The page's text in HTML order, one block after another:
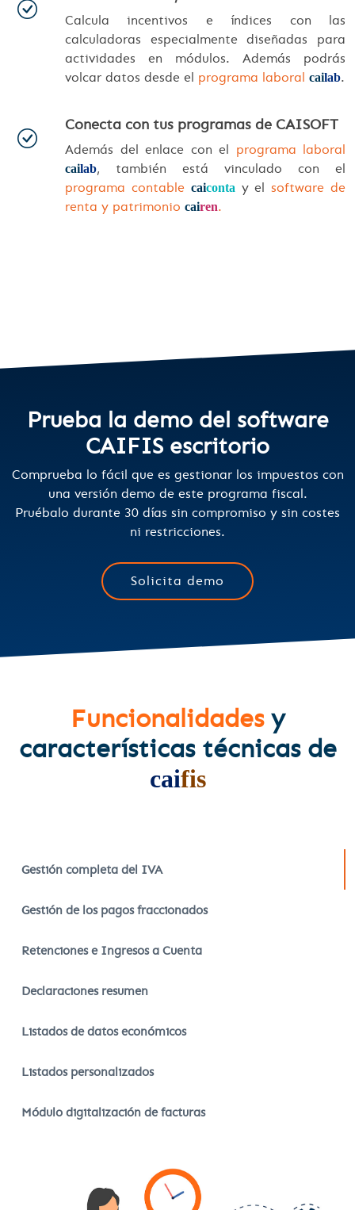
Calcula incentivos e índices con las
calculadoras especialmente diseñadas para
actividades en módulos. Además podrás
volcar datos desde el programa laboral cailab.
Conecta con tus programas de CAISOFT
Además del enlace con el programa laboral
cailab, también está vinculado con el
programa contable caicontay elsoftware de
renta y patrimonio cairen.
Prueba la demo del software
CAIFIS escritorio
Comprueba lo fácil que es gestionar los impuestos con
una versión demo de este programa fiscal.
Pruébalo durante 30 días sin compromiso y sin costes
ni restricciones.
Solicita demo
Funcionalidadesy
características técnicas de
caifis
Gestión completa del IVA
Gestión de los pagos fraccionados
Retenciones e Ingresos a Cuenta
Declaraciones resumen
Listados de datos económicos
Listados personalizados
Módulo digitalización de facturas